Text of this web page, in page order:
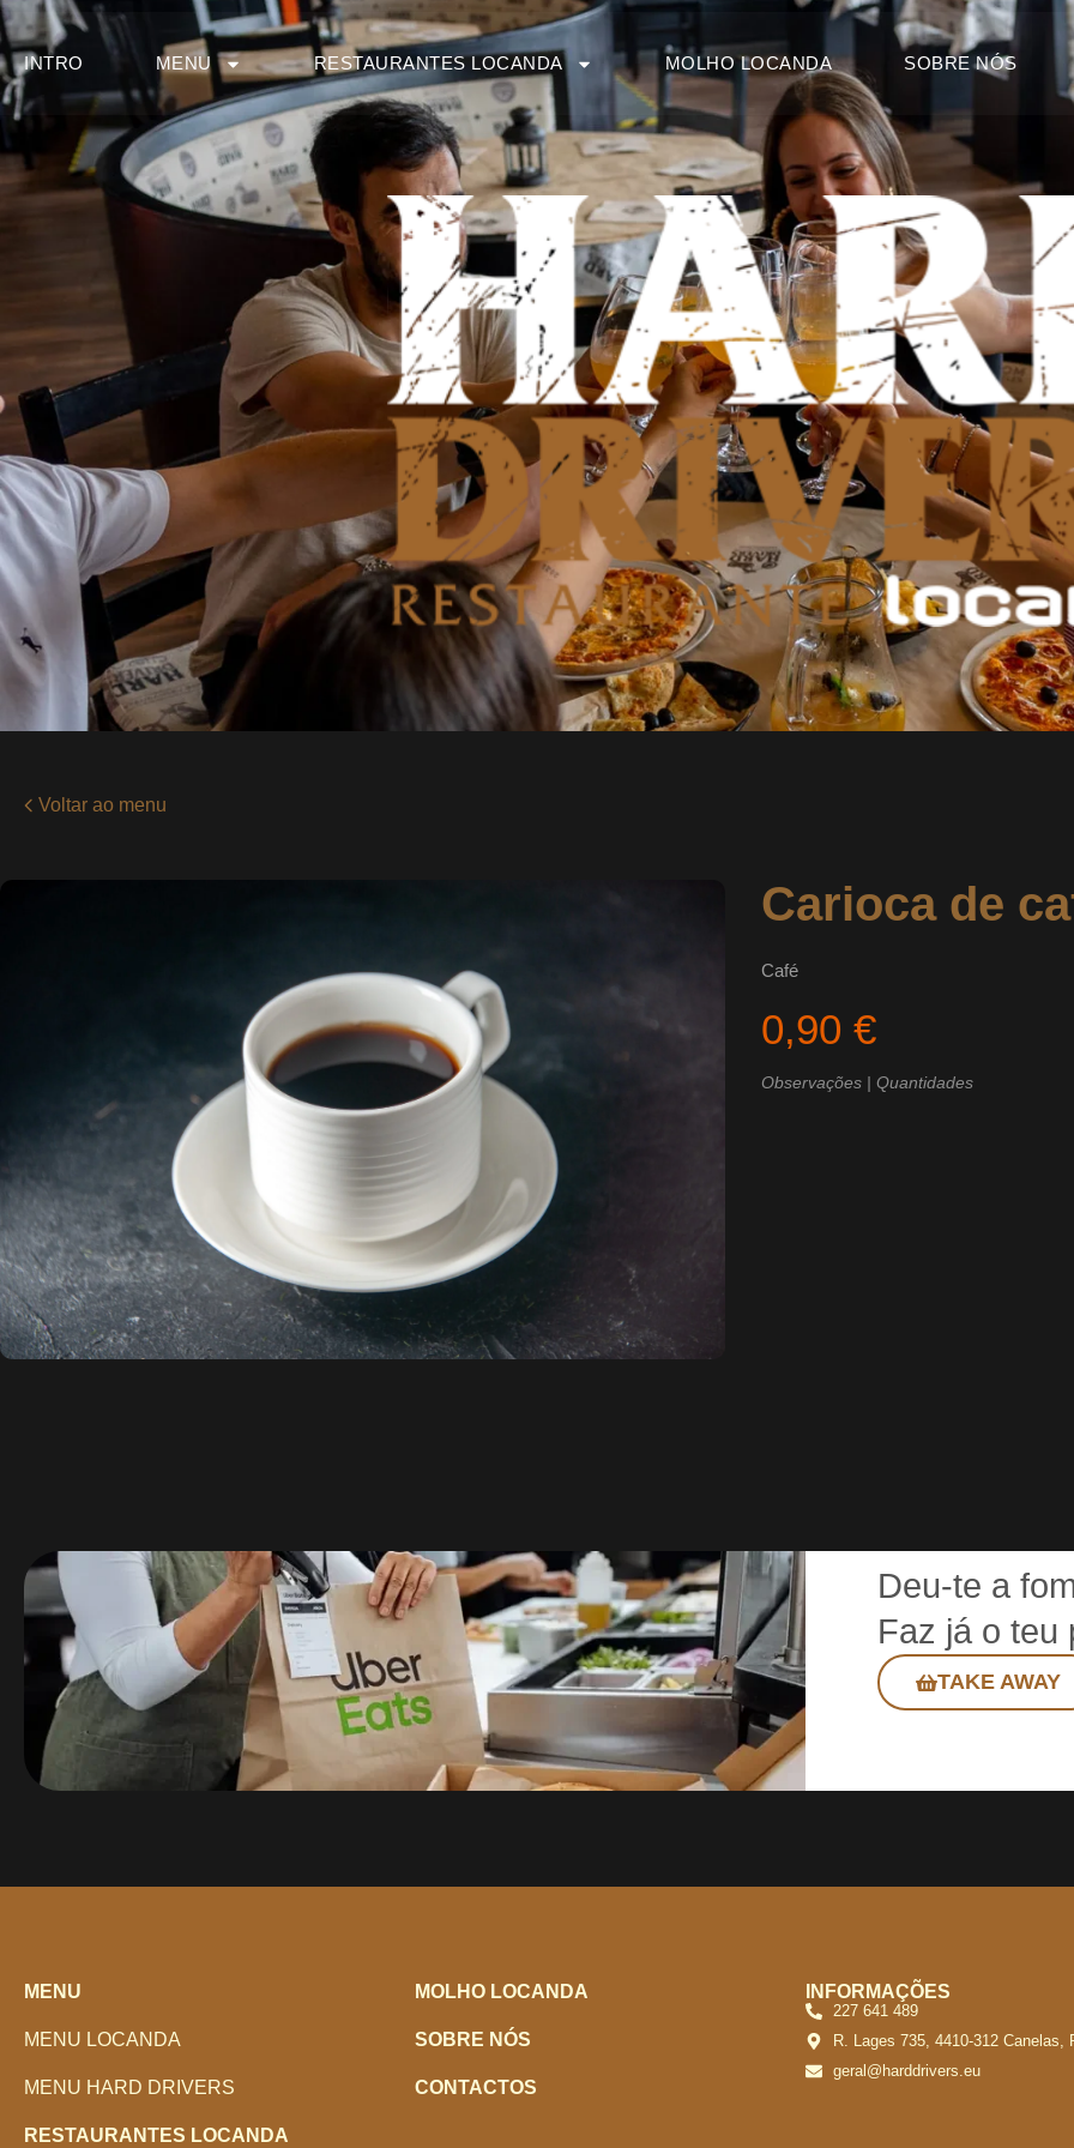
INTRO MENU RESTAURANTES LOCANDA MOLHO LOCANDA SOBRE NÓS
Voltar ao menu
Carioca de
Café
0,90 €
Observações | Quantidades
Deu-te a
Faz já o
TAKE AWAY
MENU
MENU LOCANDA
MENU HARD DRIVERS
RESTAURANTES LOCANDA
MOLHO LOCANDA
SOBRE NÓS
CONTACTOS
INFORMAÇÕES
227 641 489
R. Lages 735, 4410-312 Canelas,
geral@harddrivers.eu